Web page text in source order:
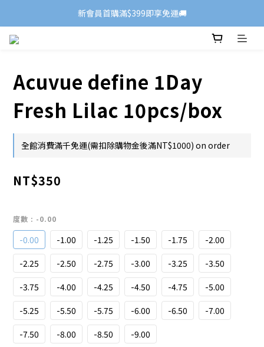
新會員首購滿$399即享免運🚚
Acuvue define 1Day
Fresh Lilac 10pcs/box
全館消費滿千免運(需扣除購物金後滿NT$1000) on order
NT$350
度數 : -0.00
-0.00 -1.00 -1.25 -1.50 -1.75
-2.00
-2.25
-2.50 -2.75 -3.00 -3.25
-3.50
-3.75
-4.00 -4.25 -4.50 -4.75
-5.00
-5.25
-5.50 -5.75 -6.00 -6.50
-7.00
-7.50
-8.00 -8.50 -9.00